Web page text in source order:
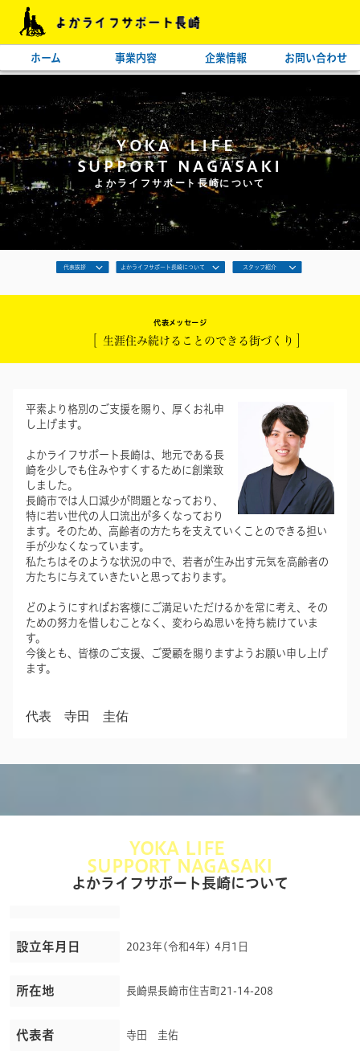
ホーム 事業内容 企業情報 お問い合わせ
YOKA LIFE
SUPPORT NAGASAKI
よかライフサポート長崎について
代表挨拶 よかライフサポート長崎について スタッフ紹介
代表メッセージ
[ 生涯住み続けることのできる街づくり ]
平素より格別のご支援を賜り、厚くお礼申
し上げます。
よかライフサポート長崎は、地元である長
崎を少しでも住みやすくするために創業致
しました。
長崎市では人口減少が問題となっており、
特に若い世代の人口流出が多くなっており
ます。そのため、高齢者の方たちを支えていくことのできる担い
手が少なくなっています。
私たちはそのような状況の中で、若者が生み出す元気を高齢者の
方たちに与えていきたいと思っております。
どのようにすればお客様にご満足いただけるかを常に考え、その
ための努力を惜しむことなく、変わらぬ思いを持ち続けていま
す。
今後とも、皆様のご支援、
ご愛顧を賜りますようお願い申し上げ
ます。
代表 寺田 圭佑
YOKA LIFE
SUPPORT NAGASAKI
よかライフサポート長崎について
設立年月日 2023年(令和4年) 4月1日
所在地 長崎県長崎市住吉町21-14-208
代表者 寺田 圭佑